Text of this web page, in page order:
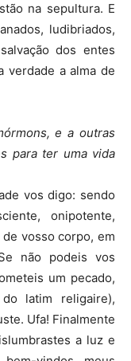
na sepultura. E
ludibriados,
dos entes
verdade a alma de
e a outras
para ter uma vida
vos digo: sendo
onipotente,
vosso corpo, em
não podeis vos
um pecado,
latim religaire),
Ufa! Finalmente
a luz e